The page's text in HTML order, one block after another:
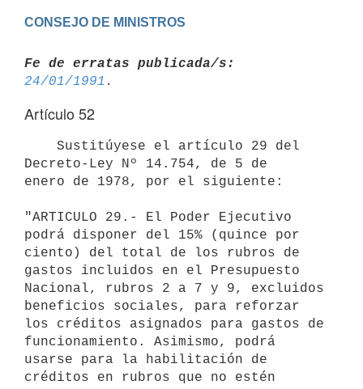
CONSEJO DE MINISTROS
Fe de erratas publicada/s:
24/01/1991
Artículo 52
Decreto-Ley Nº 14.754, de 5 de
enero de 1978, por el siguiente:
"ARTICULO 29.- El Poder Ejecutivo
podrá disponer del 15% (quince por
ciento) del total de los rubros de
gastos incluidos en el Presupuesto
Nacional, rubros 2 a 7 y 9, excluidos
beneficios sociales, para reforzar
los créditos asignados para gastos de
funcionamiento. Asimismo, podrá
usarse para la habilitación de
créditos en rubros que no estén